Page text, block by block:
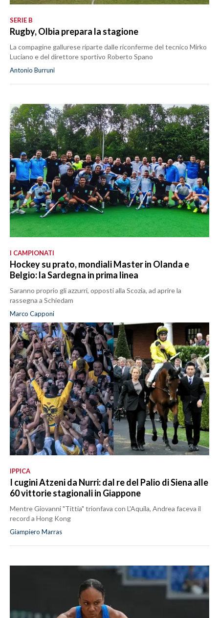
SERIE B
Rugby, Olbia prepara la stagione
La compagine gallurese riparte dalle riconferme del tecnico Mirko
Luciano e del direttore sportivo Roberto Spano
Antonio Burruni
I CAMPIONATI
Hockey su prato, mondiali Master in Olanda e
Belgio: la Sardegna in prima linea
Saranno proprio gli azzurri, opposti alla Scozia, ad aprire la
rassegna a Schiedam
Marco Capponi
IPPICA
I cugini Atzeni da Nurri: dal re del Palio di Siena alle
60 vittorie stagionali in Giappone
Mentre Giovanni "Tittia" trionfava con L'Aquila, Andrea faceva il
record a Hong Kong
Giampiero Marras